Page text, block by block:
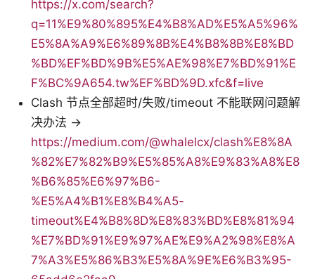
https://x.com/search?
q=11%E9%80%895%E4%B8%AD%E5%A5%96%
E5%8A%A9%E6%89%8B%E4%B8%8B%E8%BD
%BD%EF%BD%9B%E5%AE%98%E7%BD%91%E
F%BC%9A654.tw%EF%BD%9D.xfc&f=live
Clash 节点全部超时/失败/timeout 不能联网问题解
决办法 →
https://medium.com/@whalelcx/clash%E8%8A
%82%E7%82%B9%E5%85%A8%E9%83%A8%E8
%B6%85%E6%97%B6-
%E5%A4%B1%E8%B4%A5-
timeout%E4%B8%8D%E8%83%BD%E8%81%94
%E7%BD%91%E9%97%AE%E9%A2%98%E8%A
7%A3%E5%86%B3%E5%8A%9E%E6%B3%95-